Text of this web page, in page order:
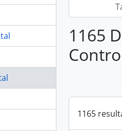
1165
1165